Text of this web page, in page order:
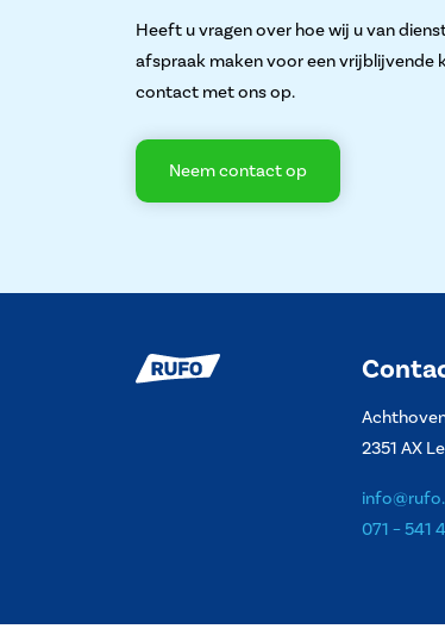
Heeft u vragen over hoe wij u van
afspraak maken voor een vrijblijvende
contact met ons op.
Neem contact op
2351 AX
071 – 541